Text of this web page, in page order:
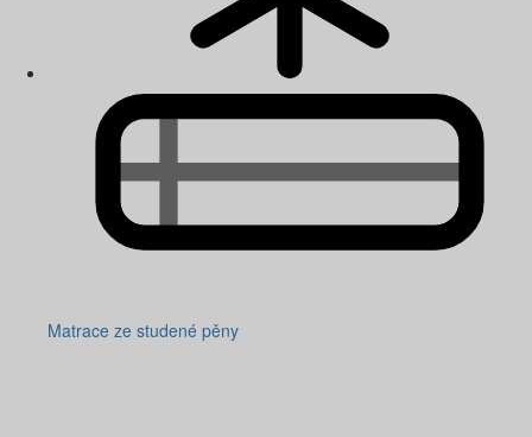
Matrace ze studené pěny